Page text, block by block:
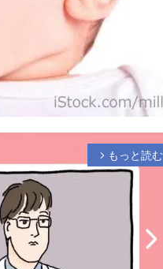
arrow_forward_ios もっと読む